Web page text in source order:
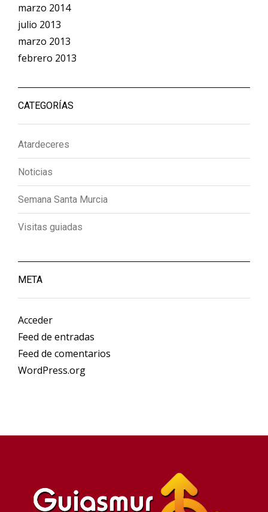
marzo 2014
julio 2013
marzo 2013
febrero 2013
CATEGORÍAS
Atardeceres
Noticias
Semana Santa Murcia
Visitas guiadas
META
Acceder
Feed de entradas
Feed de comentarios
WordPress.org